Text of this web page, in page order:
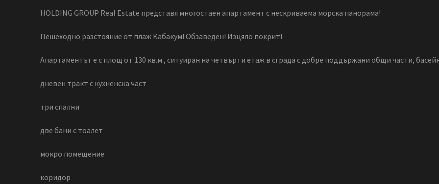
HOLDING GROUP Real Estate представя многостаен апартамент с нескриваема морска панорама!
Пешеходно разстояние от плаж Кабакум! Обзаведен! Изцяло покрит!
Апартаментът е с площ от 130 кв.м., ситуиран на четвърти етаж в сграда с добре поддържани общи части,
дневен тракт с кухненска част
три спални
две бани с тоалет
мокро помещение
коридор